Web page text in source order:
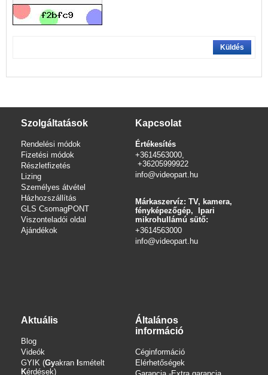
Küldés
Szolgáltatások
Rendelési módok
Fizetési módok
Részletfizetés
Lizing
Személyes átvétel
Házhozszállítás
GLS CsomagPONT
Viszonteladói oldal
Ajándékok
Kapcsolat
Értékesítés
+3614563000,
+36205999922
info@videopart.hu
Márkaszervíz: TV, kamera,
fényképezőgép, Ipari
mikrohullámú sütő:
+3614563000
info@videopart.hu
Aktuális
Blog
Videók
GYIK (Gyakran smételt
Kérdések)
Általános
információ
Céginformáció
Elérhetőségek